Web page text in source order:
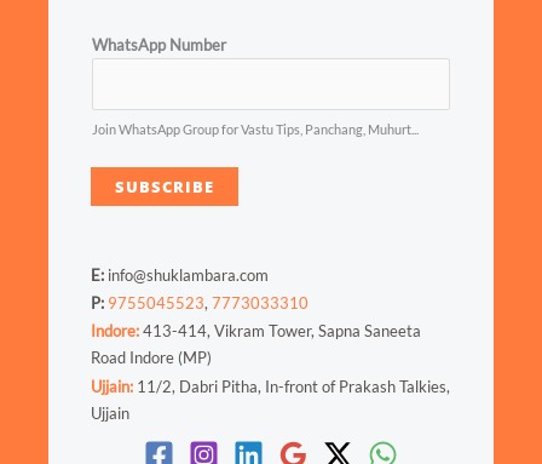
WhatsApp Number
Join WhatsApp Group for Vastu Tips, Panchang, Muhurt...
SUBSCRIBE
E: info@shuklambara.com
P: 9755045523, 7773033310
Indore:413-414, Vikram Tower, Sapna Saneeta
Road Indore (MP)
Ujjain: 11/2, Dabri Pitha, In-front of Prakash Talkies,
Ujjain